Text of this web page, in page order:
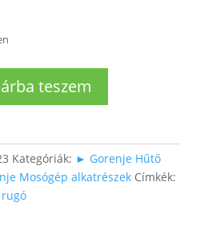
teszem
Kategóriák: ► Gorenje Hűtő
Mosógép alkatrészek Címkék:
rugó